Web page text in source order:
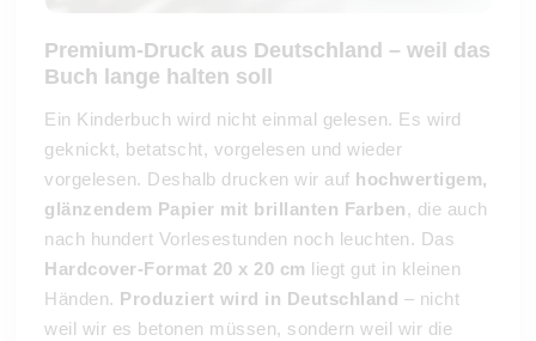
Premium-Druck aus Deutschland – weil das
Buch lange halten soll
Ein Kinderbuch wird nicht einmal gelesen. Es wird
geknickt, betatscht, vorgelesen und wieder
vorgelesen. Deshalb drucken wir auf hochwertigem,
glänzendem Papier mit brillanten Farben, die auch
nach hundert Vorlesestunden noch leuchten. Das
Hardcover-Format 20 x 20 cm liegt gut in kleinen
Händen. Produziert wird in Deutschland – nicht
weil wir es betonen müssen, sondern weil wir die